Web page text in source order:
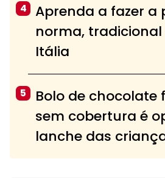
4
Aprenda a fazer a
norma,
Itália
5
Bolo de chocolate
sem cobertura é
lanche das